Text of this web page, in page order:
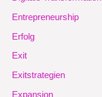
Entrepreneurship
Erfolg
Exit
Exitstrategien
Expansion